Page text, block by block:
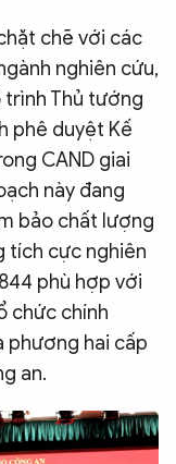
chẽ với các
nghiên cứu,
trình Thủ tướng
phê duyệt Kế
CAND giai
này đang
bảo chất lượng
tích cực nghiên
phù hợp với
chức chính
phương hai cấp
an.